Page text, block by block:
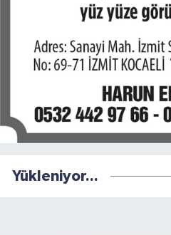
Yükleniyor...